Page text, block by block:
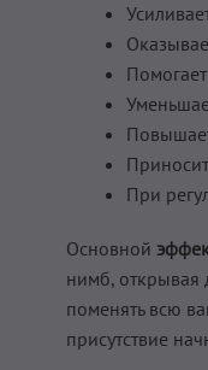
При
Основной
нимб, открывая
поменять всю
присутствие